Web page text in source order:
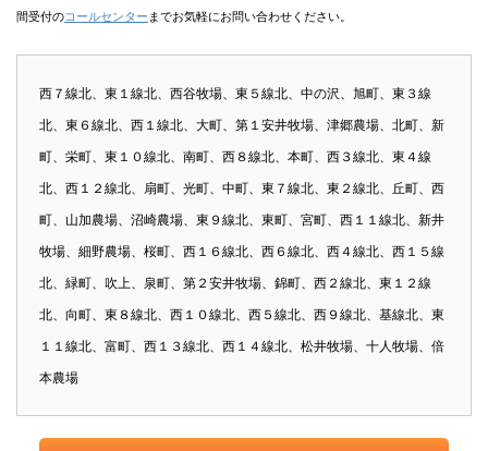
間受付のコールセンター までお気軽にお問い合わせください。
西７線北、東１線北、西谷牧場、東５線北、中の沢、旭町、東３線
北、東６線北、西１線北、大町、第１安井牧場、津郷農場、北町、新
町、栄町、東１０線北、南町、西８線北、本町、西３線北、東４線
北、西１２線北、扇町、光町、中町、東７線北、東２線北、丘町、西
町、山加農場、沼崎農場、東９線北、東町、宮町、西１１線北、新井
牧場、細野農場、桜町、西１６線北、西６線北、西４線北、西１５線
北、緑町、吹上、泉町、第２安井牧場、錦町、西２線北、東１２線
北、向町、東８線北、西１０線北、西５線北、西９線北、基線北、東
１１線北、富町、西１３線北、西１４線北、松井牧場、十人牧場、倍
本農場